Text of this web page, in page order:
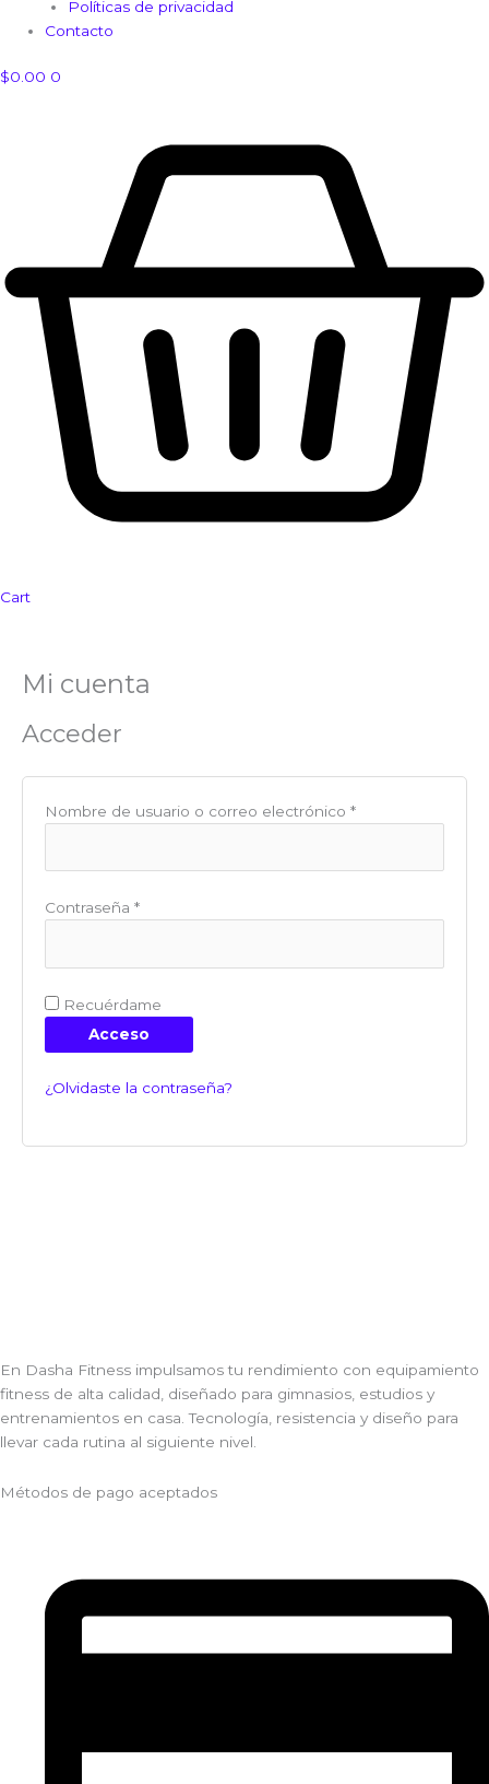
Políticas de privacidad
Contacto
$0.00 0
Cart
Mi cuenta
Acceder
Nombre de usuario o correo electrónico *
Contraseña *
Obligatorio
Recuérdame
Acceso
¿Olvidaste la contraseña?
En Dasha Fitness impulsamos tu rendimiento con equipamiento
fitness de alta calidad, diseñado para gimnasios, estudios y
entrenamientos en casa. Tecnología, resistencia y diseño para
llevar cada rutina al siguiente nivel.
Métodos de pago aceptados